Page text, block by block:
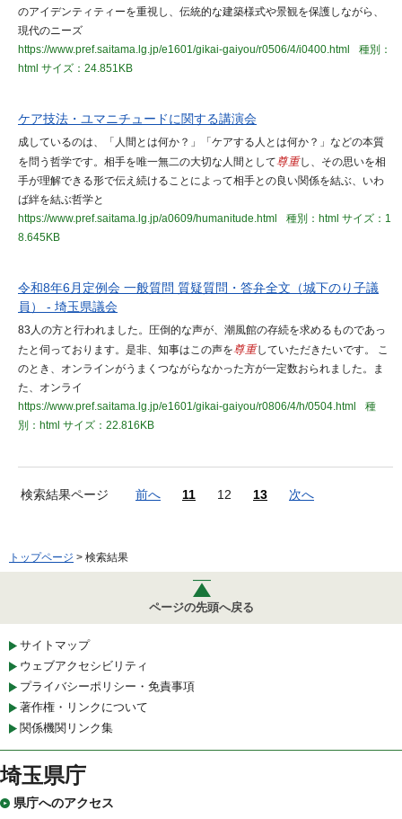
のアイデンティティーを重視し、伝統的な建築様式や景観を保護しながら、
現代のニーズ
https://www.pref.saitama.lg.jp/e1601/gikai-gaiyou/r0506/4/i0400.html
種別：
html サイズ：24.851KB
ケア技法・ユマニチュードに関する講演会
成しているのは、「人間とは何か？」「ケアする人とは何か？」などの本質
を問う哲学です。相手を唯一無二の大切な人間として尊重し、その思いを相
手が理解できる形で伝え続けることによって相手との良い関係を結ぶ、いわ
ば絆を結ぶ哲学と
https://www.pref.saitama.lg.jp/a0609/humanitude.html
種別：html サイズ：1
8.645KB
令和8年6月定例会 一般質問 質疑質問・答弁全文（城下のり子議
員） - 埼玉県議会
83人の方と行われました。圧倒的な声が、潮風館の存続を求めるものであっ
たと伺っております。是非、知事はこの声を尊重していただきたいです。 こ
のとき、オンラインがうまくつながらなかった方が一定数おられました。ま
た、オンライ
https://www.pref.saitama.lg.jp/e1601/gikai-gaiyou/r0806/4/h/0504.html
種
別：html サイズ：22.816KB
検索結果ページ 前へ 11 12 13 次へ
トップページ > 検索結果
ページの先頭へ戻る
サイトマップ
ウェブアクセシビリティ
プライバシーポリシー・免責事項
著作権・リンクについて
関係機関リンク集
埼玉県庁
県庁へのアクセス